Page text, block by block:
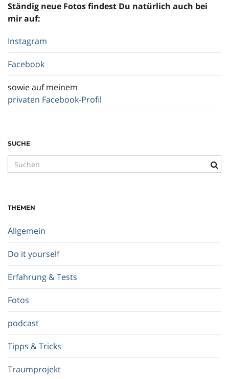
Ständig neue Fotos findest Du natürlich auch bei
mir auf:
Instagram
Facebook
sowie auf meinem
privaten Facebook-Profil
SUCHE
u
b
g
i
f
.
.
.
THEMEN
Allgemein
Do it yourself
Erfahrung & Tests
Fotos
podcast
Tipps & Tricks
Traumprojekt